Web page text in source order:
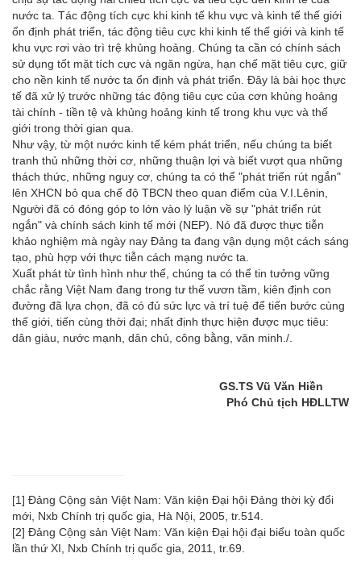
nước ta. Tác động tích cực khi kinh tế khu vực và kinh tế thế giới
ổn định phát triển, tác động tiêu cực khi kinh tế thế giới và kinh tế
khu vực rơi vào trì trệ khủng hoảng. Chúng ta cần có chính sách
sử dụng tốt mặt tích cực và ngăn ngừa, hạn chế mặt tiêu cực, giữ
cho nền kinh tế nước ta ổn định và phát triển. Đây là bài học thực
tế đã xử lý trước những tác động tiêu cực của cơn khủng hoảng
tài chính - tiền tệ và khủng hoảng kinh tế trong khu vực và thế
giới trong thời gian qua.
Như vậy, từ một nước kinh tế kém phát triển, nếu chúng ta biết
tranh thủ những thời cơ, những thuận lợi và biết vượt qua những
thách thức, những nguy cơ, chúng ta có thể "phát triển rút ngắn"
lên XHCN bỏ qua chế độ TBCN theo quan điểm của V.I.Lênin,
Người đã có đóng góp to lớn vào lý luận về sự "phát triển rút
ngắn" và chính sách kinh tế mới (NEP). Nó đã được thực tiễn
khảo nghiệm mà ngày nay Đảng ta đang vận dụng một cách sáng
tạo, phù hợp với thực tiễn cách mạng nước ta.
Xuất phát từ tình hình như thế, chúng ta có thể tin tưởng vững
chắc rằng Việt Nam đang trong tư thế vươn tầm, kiên định con
đường đã lựa chọn, đã có đủ sức lực và trí tuệ để tiến bước cùng
thế giới, tiến cùng thời đại; nhất định thực hiện được mục tiêu:
dân giàu, nước mạnh, dân chủ, công bằng, văn minh./.
GS.TS Vũ Văn Hiền
Phó Chủ tịch HĐLLTW
[1] Đảng Cộng sản Việt Nam: Văn kiện Đại hội Đảng thời kỳ đổi
mới, Nxb Chính trị quốc gia, Hà Nội, 2005, tr.514.
[2] Đảng Cộng sản Việt Nam: Văn kiện Đại hội đại biểu toàn quốc
lần thứ XI, Nxb Chính trị quốc gia, 2011, tr.69.